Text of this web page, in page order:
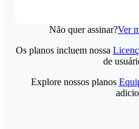
Não quer assinar?Ver
Os planos incluem nossa
de
Explore nossos planos